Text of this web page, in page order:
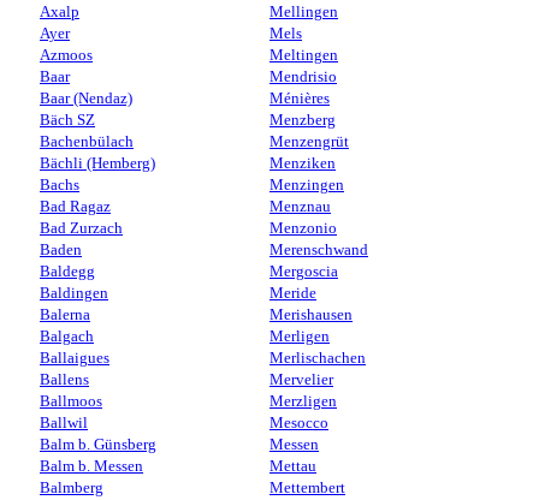
Axalp
Ayer
Azmoos
Baar
Baar (Nendaz)
Bäch SZ
Bachenbülach
Bächli (Hemberg)
Bachs
Bad Ragaz
Bad Zurzach
Baden
Baldegg
Baldingen
Balerna
Balgach
Ballaigues
Ballens
Ballmoos
Ballwil
Balm b. Günsberg
Balm b. Messen
Balmberg
Mellingen
Mels
Meltingen
Mendrisio
Ménières
Menzberg
Menzengrüt
Menziken
Menzingen
Menznau
Menzonio
Merenschwand
Mergoscia
Meride
Merishausen
Merligen
Merlischachen
Mervelier
Merzligen
Mesocco
Messen
Mettau
Mettembert